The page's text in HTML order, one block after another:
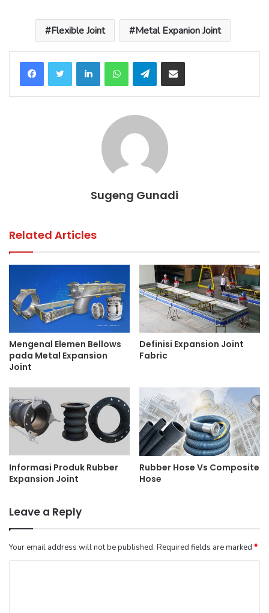
Flexible Joint Metal Expanion Joint
LinkedInWhatsAppTelegramShare via Email
Sugeng Gunadi
Related Articles
Mengenal Elemen Bellows
pada Metal Expansion
Joint
Definisi Expansion Joint
Fabric
Informasi Produk Rubber
Expansion Joint
Rubber Hose Vs Composite
Hose
Leave a Reply
Your email address will not be published. Required fields are marked *